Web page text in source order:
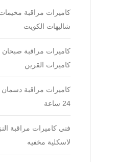
شاليهات الكويت
كاميرات القرين
24 ساعة
لاسكلية مخفيه